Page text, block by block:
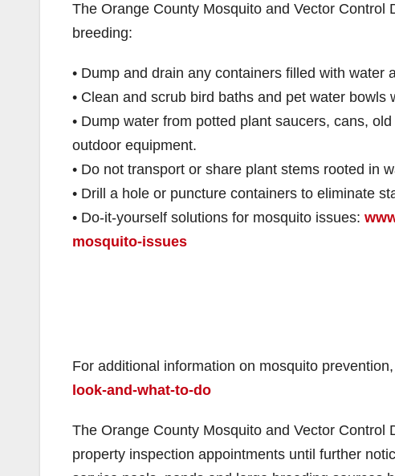
The Orange County Mosquito and Vector
breeding:
• Dump and drain any containers filled with water
• Clean and scrub bird baths and pet water bowls
• Dump water from potted plant saucers, cans,
outdoor equipment.
• Do not transport or share plant stems rooted in
• Drill a hole or puncture containers to eliminate
• Do-it-yourself solutions for mosquito issues:
mosquito-issues
For additional information on mosquito
look-and-what-to-do
The Orange County Mosquito and Vector
property inspection appointments until further